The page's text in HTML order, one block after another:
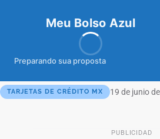
Meu Bolso Azul
Preparando sua proposta
meubolso Azul
Banamex
tarjeta con MSI y
TARJETAS DE CRÉDITO MX 19 de junio
PUBLICIDAD